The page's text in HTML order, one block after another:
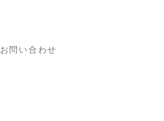
お問い合わせ